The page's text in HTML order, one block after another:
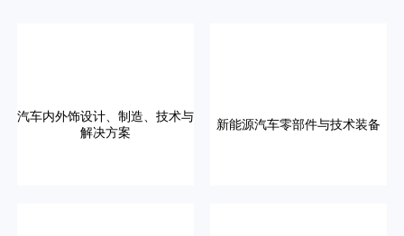
汽车内外饰设计、制造、技术与
解决方案
新能源汽车零部件与技术装备